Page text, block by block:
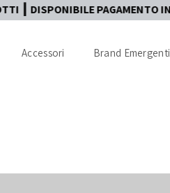
PAGAMENTO IN TRE RATE
Accessori Brand Emergenti